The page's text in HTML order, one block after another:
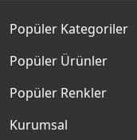
Popüler Kategoriler
İç Cephe Boyaları
İç Cephe Renkleri
Dış Cephe Renkleri
Popüler Ürünler
Momento Silan
Popüler Renkler
Kırık Beyaz Rengi
Kurumsal